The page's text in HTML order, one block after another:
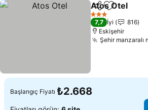
Paylaş
Atos Otel
3 Yıldız
7,7 İyi
816
Eskişehir
Şehir manzaralı
Başlangıç Fiyatı ₺2.668